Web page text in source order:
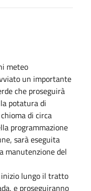
meteo
un importante
che proseguirà
potatura di
di circa
programmazione
sarà eseguita
manutenzione del
lungo il tratto
e proseguiranno